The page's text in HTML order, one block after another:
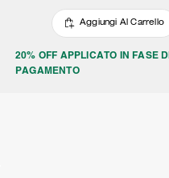
Aggiungi Al Carrello
20% OFF APPLICATO IN FASE
PAGAMENTO